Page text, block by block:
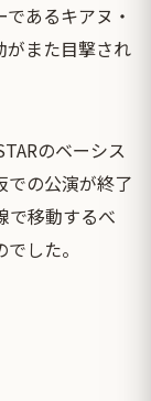
あるキアヌ・
がまた目撃され
のベーシス
での公演が終了
で移動するべ
した。